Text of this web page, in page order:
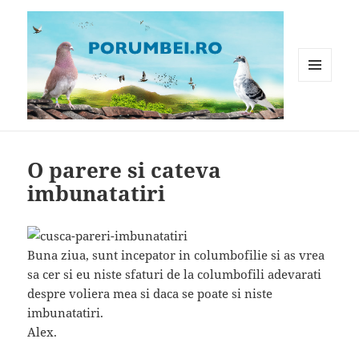
O parere si cateva
imbunatatiri
Buna ziua, sunt incepator in columbofilie si as vrea
sa cer si eu niste sfaturi de la columbofili adevarati
despre voliera mea si daca se poate si niste
imbunatatiri.
Alex.